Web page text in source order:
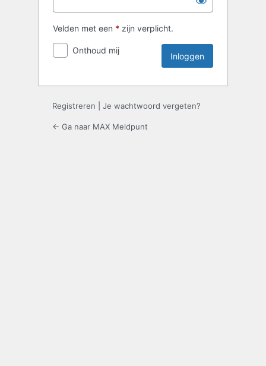
Velden met een * zijn verplicht.
Onthoud mij
Registreren Je wachtwoord vergeten?
← Ga naar MAX Meldpunt